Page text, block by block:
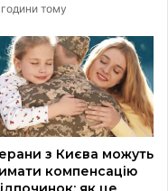
тому
з Києва можуть
компенсацію